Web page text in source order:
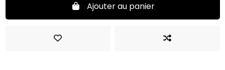
Ajouter au panier